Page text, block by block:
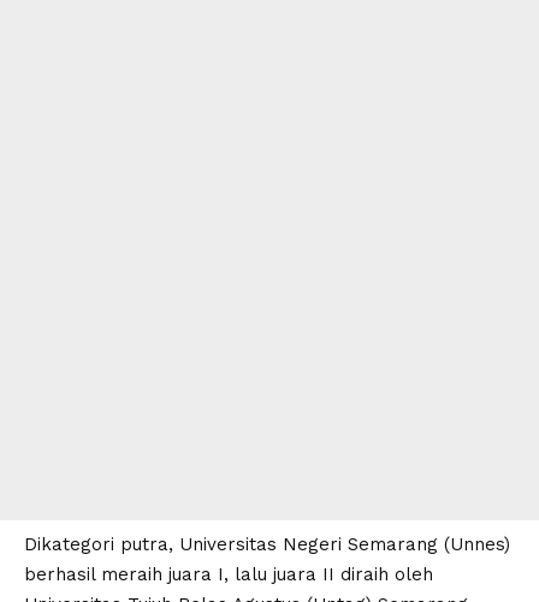
Dikategori putra, Universitas Negeri Semarang (Unnes)
berhasil meraih juara I, lalu juara II diraih oleh